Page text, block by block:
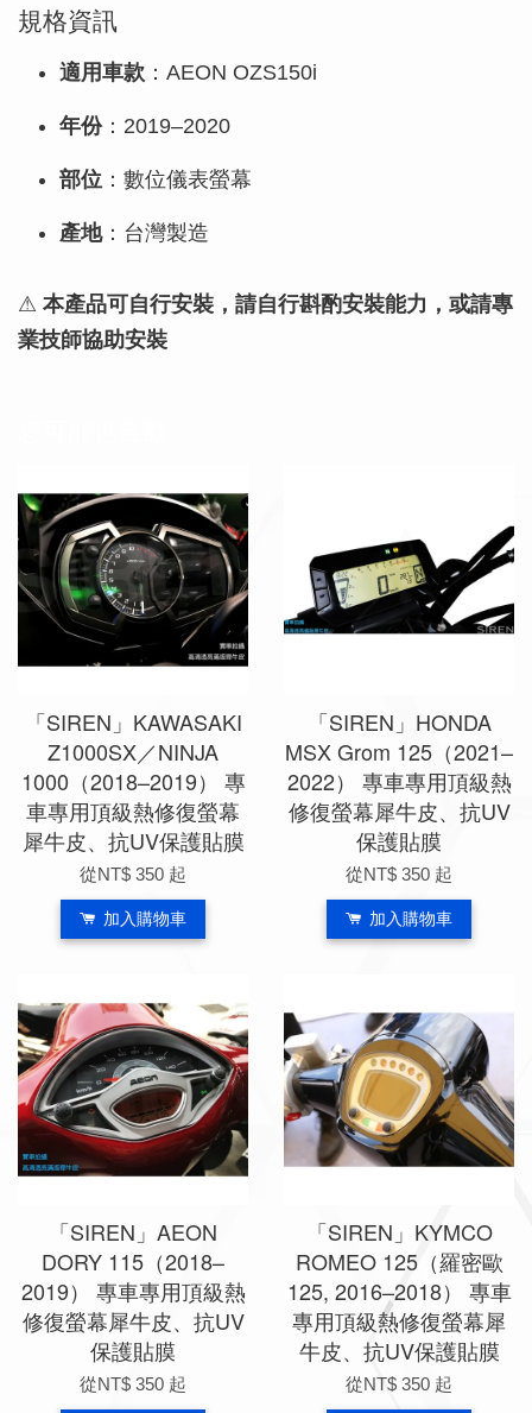
規格資訊
適用車款 ：AEON OZS150i
年份：2019–2020
部位 ：數位儀表螢幕
產地：台灣製造
⚠ 本產品可自行安裝，請自行斟酌安裝能力，或請專
業技師協助安裝
「SIREN」KAWASAKI
Z1000SX／NINJA
1000（2018–2019） 專
車專用頂級熱修復螢幕
犀牛皮、抗UV保護貼膜
從NT$ 350 起
加入購物車
「SIREN」HONDA
MSX Grom 125（2021–
2022） 專車專用頂級熱
修復螢幕犀牛皮、抗UV
保護貼膜
從NT$ 350 起
加入購物車
「SIREN」AEON
DORY 115（2018–
2019） 專車專用頂級熱
修復螢幕犀牛皮、抗UV
保護貼膜
從NT$ 350 起
「SIREN」KYMCO
ROMEO 125（羅密歐
125, 2016–2018） 專車
專用頂級熱修復螢幕犀
牛皮、抗UV保護貼膜
從NT$ 350 起